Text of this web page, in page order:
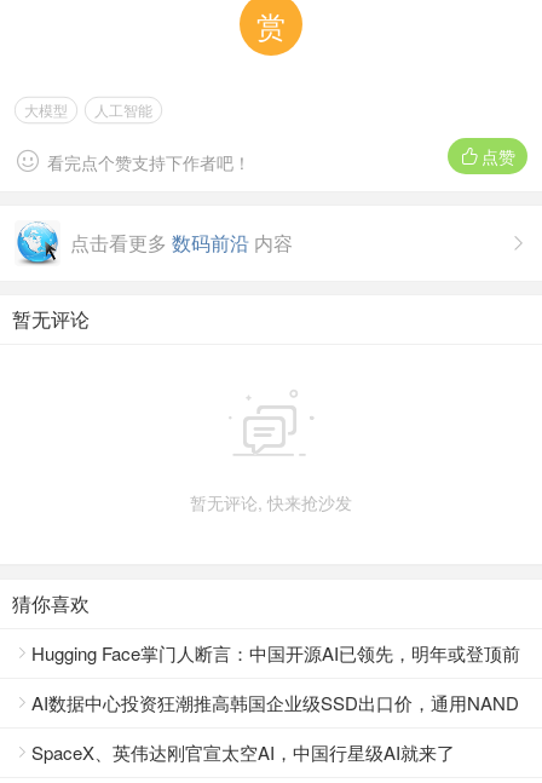
赏
大模型 人工智能
 点赞
 看完点个赞支持下作者吧！

点击看更多 数码前沿 内容
暂无评论

暂无评论, 快来抢沙发
猜你喜欢
 Hugging Face掌门人断言：中国开源AI已领先，明年或登顶前
沿？
 AI数据中心投资狂潮推高韩国企业级SSD出口价，通用NAND
却逆势下跌
 SpaceX、英伟达刚官宣太空AI，中国行星级AI就来了